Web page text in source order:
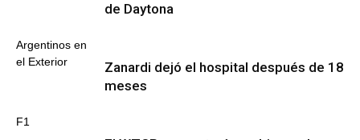
Argentinos en
el Exterior
de Daytona
F1
Zanardi dejó el hospital después de 18
meses